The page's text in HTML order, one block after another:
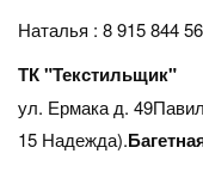
Наталья : 8 915 844
ТК "Текстильщик"
ул. Ермака д.
15 Надежда).